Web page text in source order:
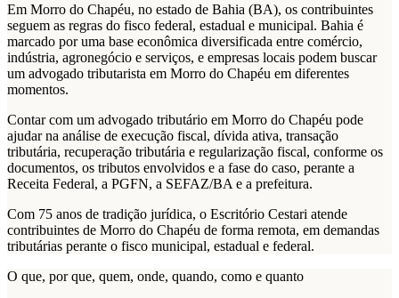
Em Morro do Chapéu, no estado de Bahia (BA), os contribuintes
seguem as regras do fisco federal, estadual e municipal. Bahia é
marcado por uma base econômica diversificada entre comércio,
indústria, agronegócio e serviços, e empresas locais podem buscar
um advogado tributarista em Morro do Chapéu em diferentes
momentos.
Contar com um advogado tributário em Morro do Chapéu pode
ajudar na análise de execução fiscal, dívida ativa, transação
tributária, recuperação tributária e regularização fiscal, conforme os
documentos, os tributos envolvidos e a fase do caso, perante a
Receita Federal, a PGFN, a SEFAZ/BA e a prefeitura.
Com 75 anos de tradição jurídica, o Escritório Cestari atende
contribuintes de Morro do Chapéu de forma remota, em demandas
tributárias perante o fisco municipal, estadual e federal.
O que, por que, quem, onde, quando, como e quanto